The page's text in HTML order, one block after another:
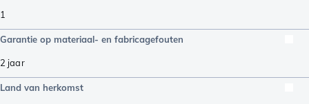
1
Garantie op materiaal- en fabricagefouten
2 jaar
Land van herkomst